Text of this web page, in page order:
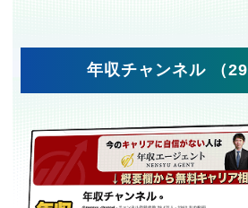
年収チャンネル （